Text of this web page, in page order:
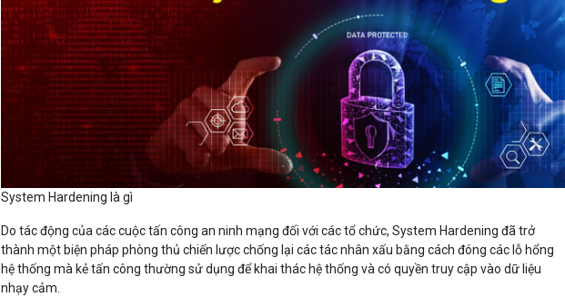
System Hardening là gì
Do tác động của các cuộc tấn công an ninh mạng đối với các tổ chức, System Hardening đã trở
thành một biện pháp phòng thủ chiến lược chống lại các tác nhân xấu bằng cách đóng các lỗ hổng
hệ thống mà kẻ tấn công thường sử dụng để khai thác hệ thống và có quyền truy cập vào dữ liệu
nhạy cảm.